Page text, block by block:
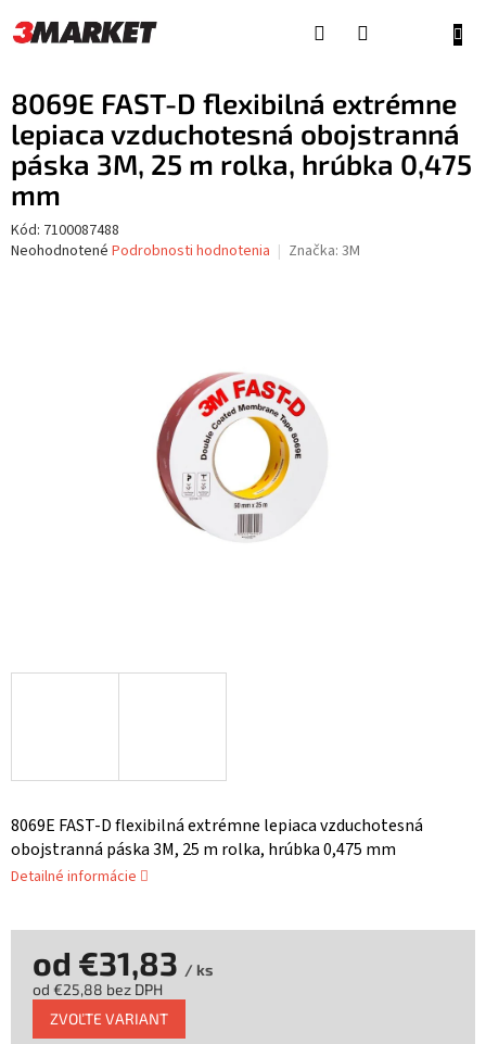
na
obsah
8069E FAST-D flexibilná extrémne
lepiaca vzduchotesná obojstranná
páska 3M, 25 m rolka, hrúbka 0,475
mm
Kód: 7100087488
Priemerné
Neohodnotené Podrobnosti hodnotenia Značka: 3M
8069E FAST-D flexibilná extrémne lepiaca vzduchotesná
obojstranná páska 3M, 25 m rolka, hrúbka 0,475 mm
Detailné informácie
od €31,83 / ks
od €25,88 bez DPH
Jednotková
cena:
ZVOĽTE VARIANT